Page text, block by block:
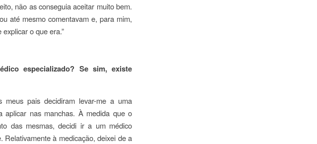
não as conseguia aceitar muito bem.
até mesmo comentavam e, para mim,
o que era.”
especializado? Se sim, existe
meus pais decidiram levar-me a uma
aplicar nas manchas. À medida que o
das mesmas, decidi ir a um médico
à medicação, deixei de a